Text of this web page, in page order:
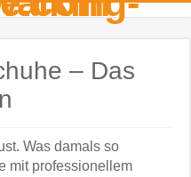
– Das
Was damals so
mit professionellem